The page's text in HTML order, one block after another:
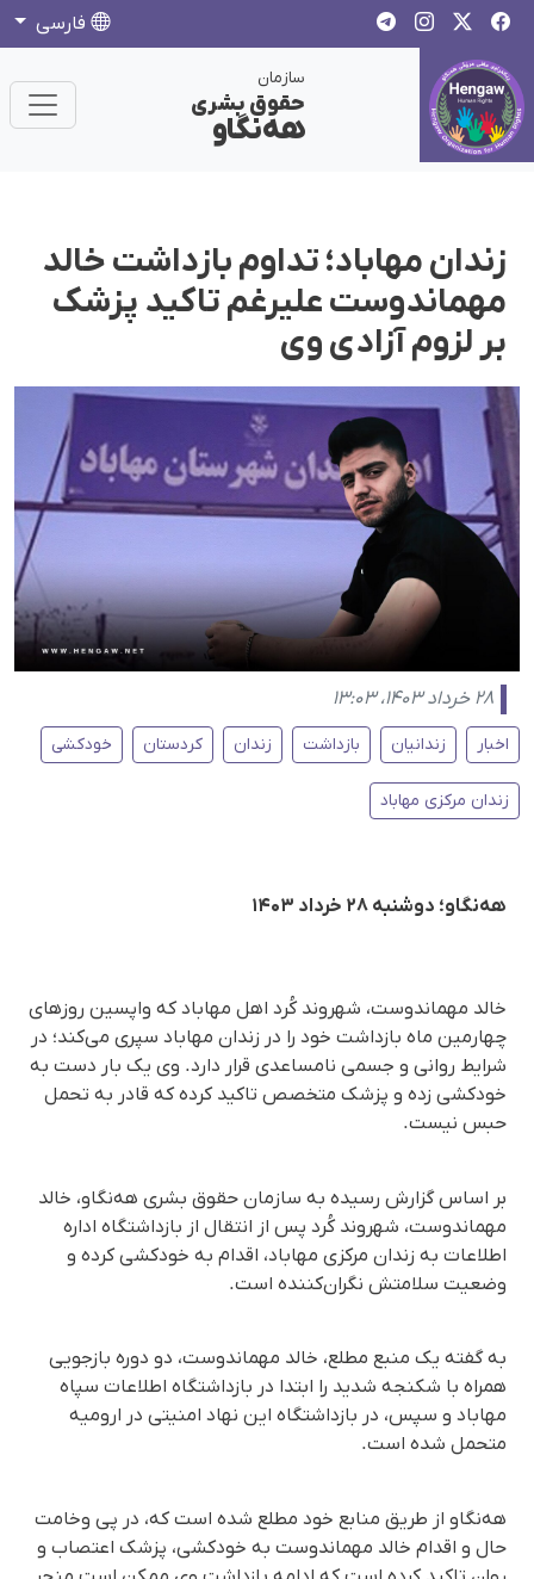
فارسی
سازمان
حقوق بشری
هەنگاو
زندان مهاباد؛ تداوم بازداشت خالد
مهماندوست علیرغم تاکید پزشک
بر لزوم آزادی وی
۲۸ خرداد ۱۴۰۳، ۱۳:۰۳
اخبار زندانیان بازداشت زندان کردستان خودکشی
زندان مرکزی مهاباد
هه‌نگاو؛ دوشنبه ۲۸ خرداد ۱۴۰۳
خالد مهماندوست، شهروند کُرد اهل مهاباد که واپسین روزهای
چهارمین ماه بازداشت خود را در زندان مهاباد سپری می‌کند؛ در
شرایط روانی و جسمی نامساعدی قرار دارد. وی یک بار دست به
خودکشی زده و پزشک متخصص تاکید کرده که قادر به تحمل
حبس نیست.
بر اساس گزارش رسیده به سازمان حقوق بشری هه‌نگاو، خالد
مهماندوست، شهروند کُرد پس از انتقال از بازداشتگاه اداره
اطلاعات به زندان مرکزی مهاباد، اقدام به خودکشی کرده و
وضعیت سلامتش نگران‌کننده است.
به گفته یک منبع مطلع، خالد مهماندوست، دو دوره بازجویی
همراه با شکنجه شدید را ابتدا در بازداشتگاه اطلاعات سپاه
مهاباد و سپس، در بازداشتگاه این نهاد امنیتی در ارومیه
متحمل شده است.
هه‌نگاو از طریق منابع خود مطلع شده است که، در پی وخامت
حال و اقدام خالد مهماندوست به خودکشی، پزشک اعتصاب و